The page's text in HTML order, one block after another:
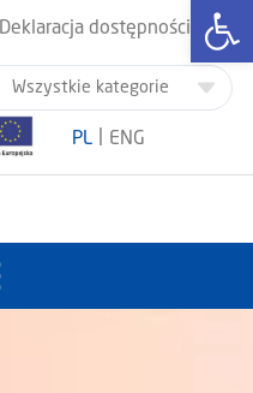
Deklaracja dostępności
PL ENG